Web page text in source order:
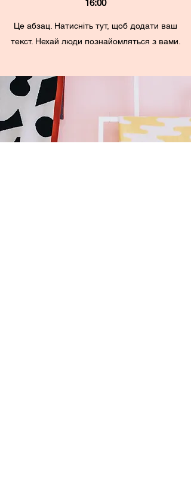
16:00
Це абзац. Натисніть тут, щоб додати ваш
текст. Нехай люди познайомляться з вами.